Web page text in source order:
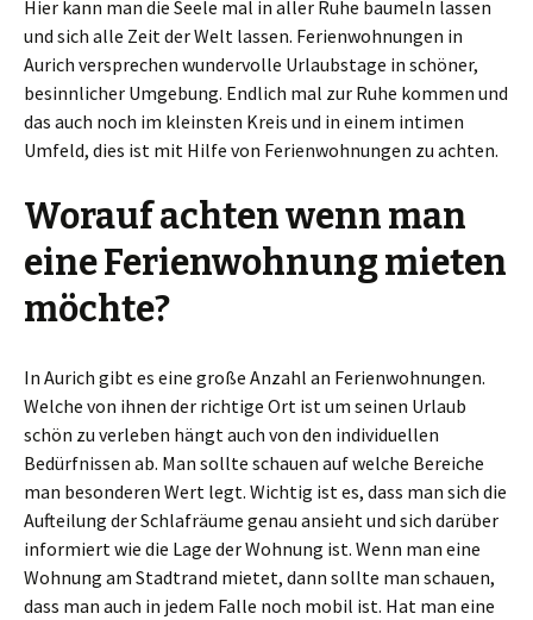
Hier kann man die Seele mal in aller Ruhe baumeln lassen
und sich alle Zeit der Welt lassen. Ferienwohnungen in
Aurich versprechen wundervolle Urlaubstage in schöner,
besinnlicher Umgebung. Endlich mal zur Ruhe kommen und
das auch noch im kleinsten Kreis und in einem intimen
Umfeld, dies ist mit Hilfe von Ferienwohnungen zu achten.
Worauf achten wenn man
eine Ferienwohnung mieten
möchte?
In Aurich gibt es eine große Anzahl an Ferienwohnungen.
Welche von ihnen der richtige Ort ist um seinen Urlaub
schön zu verleben hängt auch von den individuellen
Bedürfnissen ab. Man sollte schauen auf welche Bereiche
man besonderen Wert legt. Wichtig ist es, dass man sich die
Aufteilung der Schlafräume genau ansieht und sich darüber
informiert wie die Lage der Wohnung ist. Wenn man eine
Wohnung am Stadtrand mietet, dann sollte man schauen,
dass man auch in jedem Falle noch mobil ist. Hat man eine